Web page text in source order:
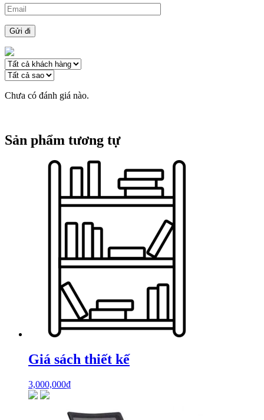
Chưa có đánh giá nào.
Sản phẩm tương tự
Giá sách thiết kế
3,000,000₫